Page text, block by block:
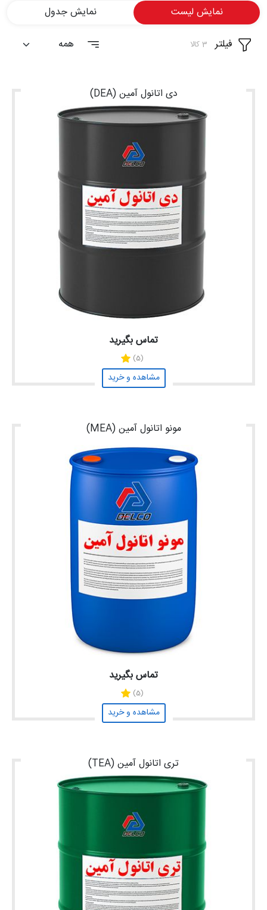
شغلی
تماس
نمایش لیست
نمایش جدول
فیلتر
3 کالا
دی اتانول آمین (DEA)
تماس بگیرید
(5)
مشاهده و خرید
مونو اتانول آمین (MEA)
تماس بگیرید
(5)
مشاهده و خرید
تری اتانول آمین (TEA)